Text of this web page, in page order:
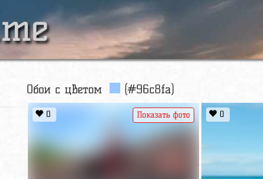
Обои с цветом (#96c8fa)
0 Показать фото 0